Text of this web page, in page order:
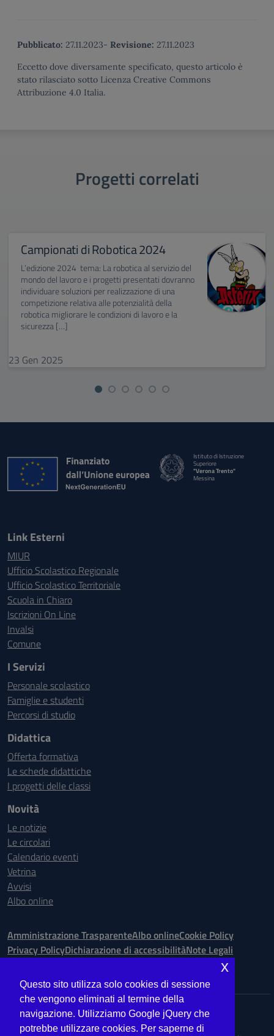
Pubblicato: 27.11.2023- Revisione: 27.11.2023
Eccetto dove diversamente specificato, questo articolo è
stato rilasciato sotto Licenza Creative Commons
Attribuzione 4.0 Italia.
Progetti correlati
Campionati di Robotica 2024
L’edizione 2024 tema: La robotica al servizio del
mondo del lavoro e i progetti presentati dovranno
individuare soluzioni per realizzazione di una
competizione relativa alle potenzialità della
robotica migliorare le condizioni di lavoro e la
sicurezza […]
23 Gen 2025
Istituto di Istruzione
Superiore
"Verona Trento"
Messina
Link Esterni
MIUR
Ufficio Scolastico Regionale
Ufficio Scolastico Territoriale
Scuola in Chiaro
Iscrizioni On Line
Invalsi
Comune
I Servizi
Personale scolastico
Famiglie e studenti
Percorsi di studio
Didattica
Offerta formativa
Le schede didattiche
I progetti delle classi
Novità
Le notizie
Le circolari
Calendario eventi
Vetrina
Avvisi
Albo online
Amministrazione TrasparenteAlbo onlineCookie Policy
Privacy PolicyDichiarazione di accessibilitàNote Legali
Indirizzo:Via Ugo Bassi is. 148 n. 73 - 98123 Messina
Centralino:090.9012763 Email:MEIS027008@istruzione.it
Questo sito utilizza solo cookies di sessione
che vengono eliminati al termine della
navigazione. Utilizziamo Google jQuery che
potrebbe utilizzare cookies. Per saperne di
x